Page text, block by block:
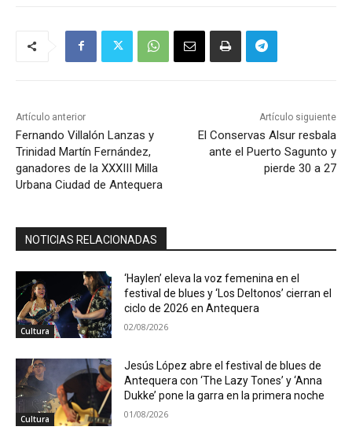
Artículo anterior
Fernando Villalón Lanzas y
Trinidad Martín Fernández,
ganadores de la XXXIII Milla
Urbana Ciudad de Antequera
Artículo siguiente
El Conservas Alsur resbala
ante el Puerto Sagunto y
pierde 30 a 27
NOTICIAS RELACIONADAS
Cultura
‘Haylen’ eleva la voz femenina en el
festival de blues y ‘Los Deltonos’ cierran el
ciclo de 2026 en Antequera
02/08/2026
Cultura
Jesús López abre el festival de blues de
Antequera con ‘The Lazy Tones’ y ‘Anna
Dukke’ pone la garra en la primera noche
01/08/2026